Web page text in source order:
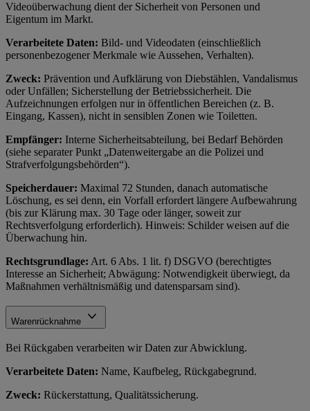
Videoüberwachung dient der Sicherheit von Personen und
Eigentum im Markt.
Verarbeitete Daten: Bild- und Videodaten (einschließlich
personenbezogener Merkmale wie Aussehen, Verhalten).
Zweck: Prävention und Aufklärung von Diebstählen, Vandalismus
oder Unfällen; Sicherstellung der Betriebssicherheit. Die
Aufzeichnungen erfolgen nur in öffentlichen Bereichen (z. B.
Eingang, Kassen), nicht in sensiblen Zonen wie Toiletten.
Empfänger: Interne Sicherheitsabteilung, bei Bedarf Behörden
(siehe separater Punkt „Datenweitergabe an die Polizei und
Strafverfolgungsbehörden“).
Speicherdauer: Maximal 72 Stunden, danach automatische
Löschung, es sei denn, ein Vorfall erfordert längere Aufbewahrung
(bis zur Klärung max. 30 Tage oder länger, soweit zur
Rechtsverfolgung erforderlich). Hinweis: Schilder weisen auf die
Überwachung hin.
Rechtsgrundlage: Art. 6 Abs. 1 lit. f) DSGVO (berechtigtes
Interesse an Sicherheit; Abwägung: Notwendigkeit überwiegt, da
Maßnahmen verhältnismäßig und datensparsam sind).
Warenrücknahme
Bei Rückgaben verarbeiten wir Daten zur Abwicklung.
Verarbeitete Daten: Name, Kaufbeleg, Rückgabegrund.
Zweck: Rückerstattung, Qualitätssicherung.